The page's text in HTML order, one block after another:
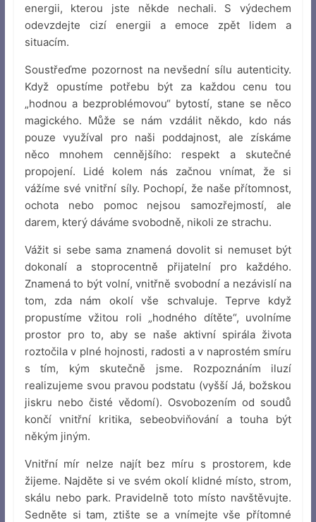
energii, kterou jste někde nechali. S výdechem
odevzdejte cizí energii a emoce zpět lidem a
situacím.
Soustřeďme pozornost na nevšední sílu autenticity.
Když opustíme potřebu být za každou cenu tou
„hodnou a bezproblémovou“ bytostí, stane se něco
magického. Může se nám vzdálit někdo, kdo nás
pouze využíval pro naši poddajnost, ale získáme
něco mnohem cennějšího: respekt a skutečné
propojení. Lidé kolem nás začnou vnímat, že si
vážíme své vnitřní síly. Pochopí, že naše přítomnost,
ochota nebo pomoc nejsou samozřejmostí, ale
darem, který dáváme svobodně, nikoli ze strachu.
Vážit si sebe sama znamená dovolit si nemuset být
dokonalí a stoprocentně přijatelní pro každého.
Znamená to být volní, vnitřně svobodní a nezávislí na
tom, zda nám okolí vše schvaluje. Teprve když
propustíme vžitou roli „hodného dítěte“, uvolníme
prostor pro to, aby se naše aktivní spirála života
roztočila v plné hojnosti, radosti a v naprostém smíru
s tím, kým skutečně jsme. Rozpoznáním iluzí
realizujeme svou pravou podstatu (vyšší Já, božskou
jiskru nebo čisté vědomí). Osvobozením od soudů
končí vnitřní kritika, sebeobviňování a touha být
někým jiným.
Vnitřní mír nelze najít bez míru s prostorem, kde
žijeme. Najděte si ve svém okolí klidné místo, strom,
skálu nebo park. Pravidelně toto místo navštěvujte.
Sedněte si tam, ztište se a vnímejte vše přítomné